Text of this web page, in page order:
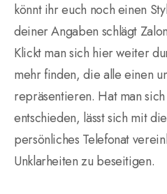
könnt ihr euch noch einen
deiner Angaben schlägt
Klickt man sich hier weiter
mehr finden, die alle einen
repräsentieren. Hat man
entschieden, lässt sich mit
persönliches Telefonat
Unklarheiten zu beseitigen.